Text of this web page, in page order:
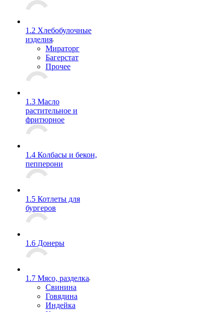
1.2 Хлебобулочные
изделия
Мираторг
Багерстат
Прочее
1.3 Масло
растительное и
фритюрное
1.4 Колбасы и бекон,
пепперони
1.5 Котлеты для
бургеров
1.6 Донеры
1.7 Мясо, разделка
Свинина
Говядина
Индейка